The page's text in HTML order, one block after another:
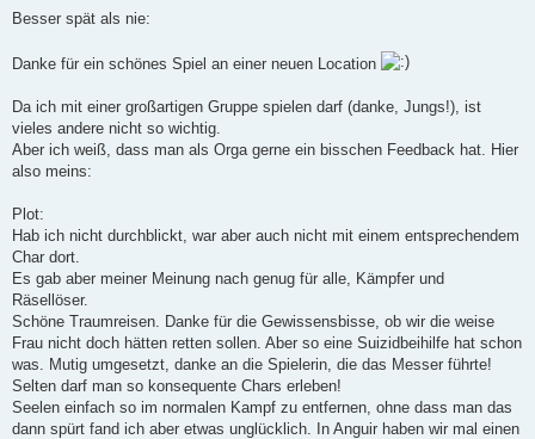
i
g
Besser spät als nie:
Danke für ein schönes Spiel an einer neuen Location
Da ich mit einer großartigen Gruppe spielen darf (danke, Jungs!), ist
vieles andere nicht so wichtig.
Aber ich weiß, dass man als Orga gerne ein bisschen Feedback hat. Hier
also meins:
Plot:
Hab ich nicht durchblickt, war aber auch nicht mit einem entsprechendem
Char dort.
Es gab aber meiner Meinung nach genug für alle, Kämpfer und
Räsellöser.
Schöne Traumreisen. Danke für die Gewissensbisse, ob wir die weise
Frau nicht doch hätten retten sollen. Aber so eine Suizidbeihilfe hat schon
was. Mutig umgesetzt, danke an die Spielerin, die das Messer führte!
Selten darf man so konsequente Chars erleben!
Seelen einfach so im normalen Kampf zu entfernen, ohne dass man das
dann spürt fand ich aber etwas unglücklich. In Anguir haben wir mal einen